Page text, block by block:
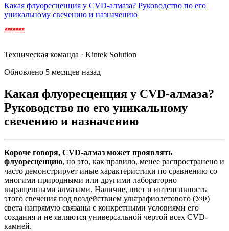
Какая флуоресценция у CVD-алмаза? Руководство по его
уникальному свечению и назначению
Техническая команда · Kintek Solution
Обновлено 5 месяцев назад
Какая флуоресценция у CVD-алмаза?
Руководство по его уникальному
свечению и назначению
Короче говоря, CVD-алмаз может проявлять
флуоресценцию, но это, как правило, менее распространено и
часто демонстрирует иные характеристики по сравнению со
многими природными или другими лабораторно
выращенными алмазами. Наличие, цвет и интенсивность
этого свечения под воздействием ультрафиолетового (УФ)
света напрямую связаны с конкретными условиями его
создания и не являются универсальной чертой всех CVD-
камней.